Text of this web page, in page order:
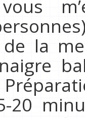
de la
20